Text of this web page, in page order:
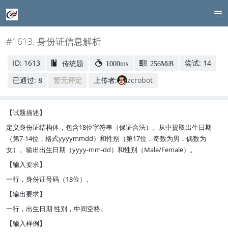
#1613. 身份证信息解析
ID: 1613 传统题 1000ms 256MiB
尝试: 14
已通过: 8
暂无评定 上传者: zcrobot
【试题描述】
定义身份证结构体，包含18位字符串（保证合法）。从中提取出生日期
（第7-14位，格式yyyymmdd）和性别（第17位，奇数为男，偶数为
女）。输出出生日期（yyyy-mm-dd）和性别（Male/Female）。
【输入要求】
一行，身份证号码（18位）。
【输出要求】
一行，出生日期 性别，中间空格。
【输入样例】